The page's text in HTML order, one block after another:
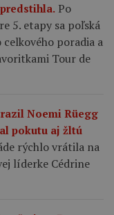
Po
5. etapy sa poľská
poradia a
Tour de
Noemi Rüegg
pokutu aj žltú
rýchlo vrátila na
líderke Cédrine